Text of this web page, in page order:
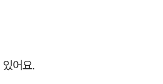
어요.